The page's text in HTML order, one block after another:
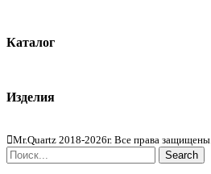
Каталог
Изделия
Mr.Quartz 2018-2026г. Все права защищены.
Search